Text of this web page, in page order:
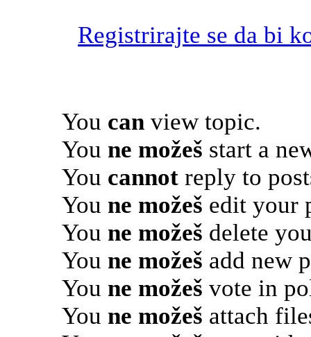
Registrirajte se da bi
You can view topic.
You ne možeš start a
You cannot reply to
You ne možeš edit your
You ne možeš delete
You ne možeš add new
You ne možeš vote in
You ne možeš attach